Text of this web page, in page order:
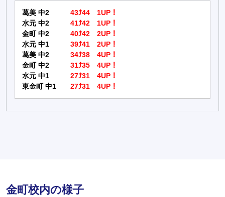
葛美 中2
43⤴44 1UP！
水元 中2
41⤴42 1UP！
金町 中2
40⤴42 2UP！
水元 中1
39⤴41 2UP！
葛美 中2
34⤴38 4UP！
金町 中2
31⤴35 4UP！
水元 中1
27⤴31 4UP！
東金町 中1
27⤴31 4UP！
金町校内の様子